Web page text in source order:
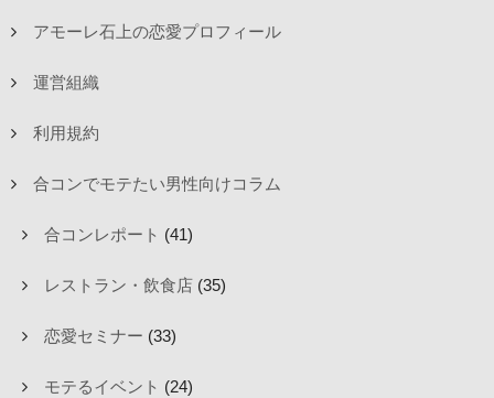
アモーレ石上の恋愛プロフィール
運営組織
利用規約
合コンでモテたい男性向けコラム
合コンレポート (41)
レストラン・飲食店 (35)
恋愛セミナー (33)
モテるイベント (24)